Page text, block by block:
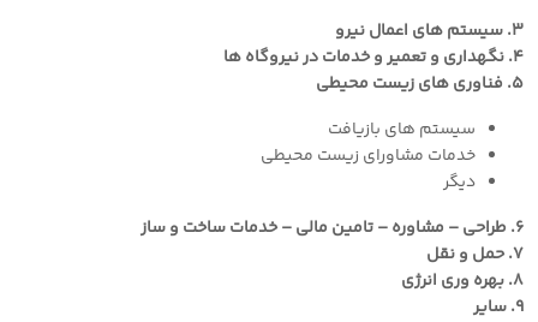
٣. سیستم های اعمال نیرو
٤. نگهداری و تعمیر و خدمات در نیروگاه ها
٥. فناوری های زیست محیطی
سیستم های بازیافت
خدمات مشاورای زیست محیطی
دیگر
٦. طراحی – مشاوره – تامین مالی – خدمات ساخت و ساز
٧. حمل و نقل
٨. بهره وری انرژی
٩. سایر